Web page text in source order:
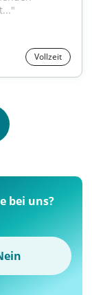
Vollzeit
bei uns?